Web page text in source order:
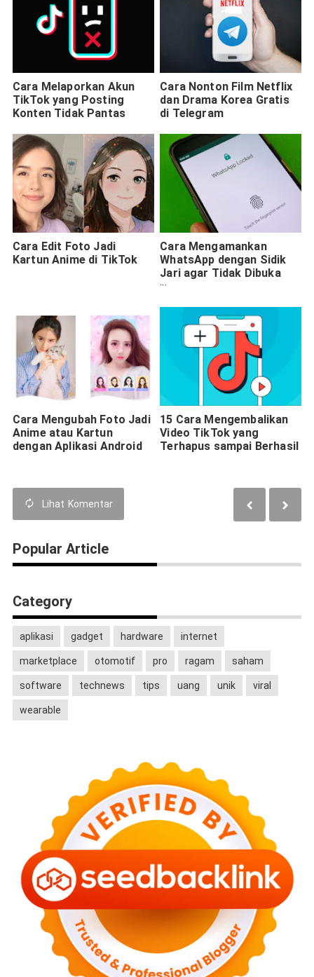
Cara Melaporkan Akun
TikTok yang Posting
Konten Tidak Pantas
Cara Nonton Film Netflix
dan Drama Korea Gratis
di Telegram
Cara Edit Foto Jadi
Kartun Anime di TikTok
Cara Mengamankan
WhatsApp dengan Sidik
Jari agar Tidak Dibuka
Sembarangan
Cara Mengubah Foto Jadi
Anime atau Kartun
dengan Aplikasi Android
15 Cara Mengembalikan
Video TikTok yang
Terhapus sampai Berhasil
Lihat Komentar
Popular Article
Category
aplikasi gadget hardware internet
marketplace otomotif pro ragam saham
software technews tips uang unik viral
wearable